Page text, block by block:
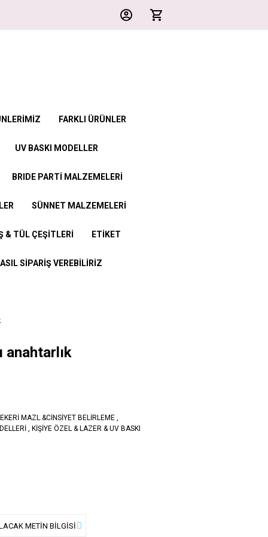
FARKLI ÜRÜNLER
UV BASKI MODELLER
BRIDE PARTİ MALZEMELERİ
SÜNNET MALZEMELERİ
& TÜL ÇEŞİTLERİ ETİKET
SİPARİŞ VEREBİLİRİZ
anahtarlık
MAZL.&CİNSİYET BELİRLEME ,
, KİŞİYE ÖZEL & LAZER & UV BASKI